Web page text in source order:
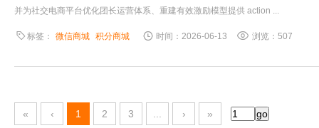
并为社交电商平台优化团长运营体系、重建有效激励模型提供 action ...
标签： 微信商城 积分商城 时间：2026-06-13 浏览：507
« ‹ 1 2 3 › »